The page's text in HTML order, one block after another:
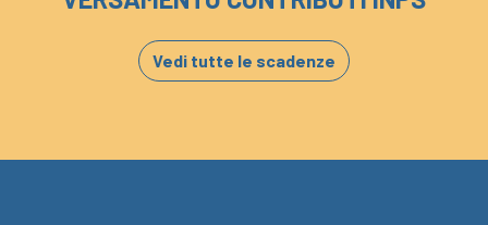
Vedi tutte le scadenze